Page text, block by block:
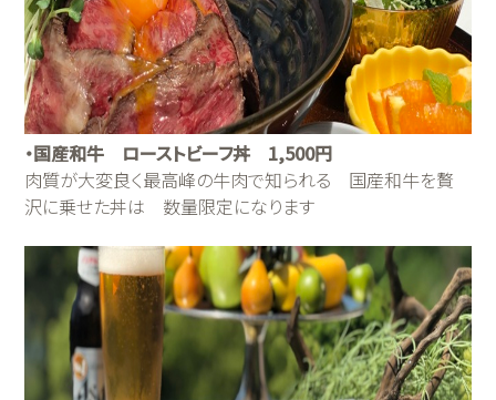
・国産和牛 ローストビーフ丼 1,500円
肉質が大変良く最高峰の牛肉で知られる 国産和牛を贅
沢に乗せた丼は 数量限定になります